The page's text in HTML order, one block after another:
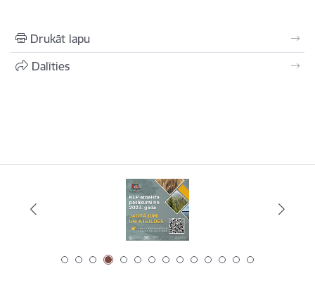
Drukāt lapu
Dalīties